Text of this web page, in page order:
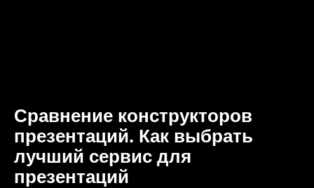
Сравнение конструкторов
презентаций. Как выбрать
лучший сервис для
презентаций